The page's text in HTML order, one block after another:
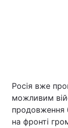
Росія вже
можливим
продовження
на фронті